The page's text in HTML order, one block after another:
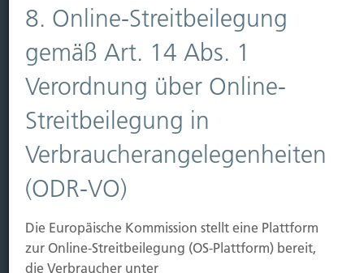
Immobilien Vers.
Kauf Grundstück
Baubeginn
Baufertigstellung/Hauskauf
Einzug/Vermietung
Schaden
Kontakt
Hubert Brück KG | Inhaber: Dipl. Ökonom Johannes
Telefon:0211-490066 |Fax:0211-4911125 |E-Mail:
brueck@brueckkg.de
8. Online-Streitbeilegung
gemäß Art. 14 Abs. 1
Verordnung über Online-
Streitbeilegung in
Verbraucherangelegenheiten
(ODR-VO)
Die Europäische Kommission stellt eine Plattform
zur Online-Streitbeilegung (OS-Plattform) bereit,
die Verbraucher unter